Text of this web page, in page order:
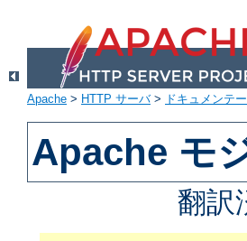
Apache > HTTP サーバ> ドキュメンテ
Apache モ
翻訳